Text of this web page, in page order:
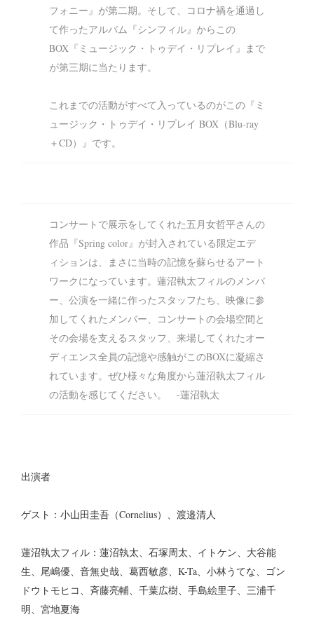
フォニー』が第二期。そして、コロナ禍を通過し
て作ったアルバム『シンフィル』からこの
BOX『ミュージック・トゥデイ・リプレイ』まで
が第三期に当たります。
これまでの活動がすべて入っているのがこの『ミ
ュージック・トゥデイ・リプレイ BOX（Blu-ray
＋CD）』です。
コンサートで展示をしてくれた五月女哲平さんの
作品『Spring color』が封入されている限定エデ
ィションは、まさに当時の記憶を蘇らせるアート
ワークになっています。蓮沼執太フィルのメンバ
ー、公演を一緒に作ったスタッフたち、映像に参
加してくれたメンバー、コンサートの会場空間と
その会場を支えるスタッフ、来場してくれたオー
ディエンス全員の記憶や感触がこのBOXに凝縮さ
れています。ぜひ様々な角度から蓮沼執太フィル
の活動を感じてください。 -蓮沼執太
出演者
ゲスト：小山田圭吾（Cornelius）、渡邉清人
蓮沼執太フィル：蓮沼執太、石塚周太、イトケン、大谷能
生、尾嶋優、音無史哉、葛西敏彦、K-Ta、小林うてな、ゴン
ドウトモヒコ、斉藤亮輔、千葉広樹、手島絵里子、三浦千
明、宮地夏海